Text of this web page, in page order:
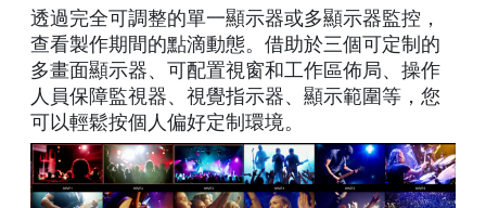
透過完全可調整的單一顯示器或多顯示器監控，
查看製作期間的點滴動態。借助於三個可定制的
多畫面顯示器、可配置視窗和工作區佈局、操作
人員保障監視器、視覺指示器、顯示範圍等，您
可以輕鬆按個人偏好定制環境。